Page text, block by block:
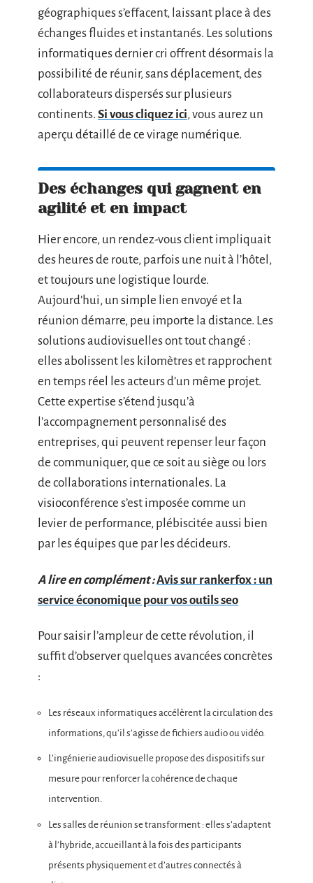
géographiques s’effacent, laissant place à des
échanges fluides et instantanés. Les solutions
informatiques dernier cri offrent désormais la
possibilité de réunir, sans déplacement, des
collaborateurs dispersés sur plusieurs
continents. Si vous cliquez ici, vous aurez un
aperçu détaillé de ce virage numérique.
Des échanges qui gagnent en
agilité et en impact
Hier encore, un rendez-vous client impliquait
des heures de route, parfois une nuit à l’hôtel,
et toujours une logistique lourde.
Aujourd’hui, un simple lien envoyé et la
réunion démarre, peu importe la distance. Les
solutions audiovisuelles ont tout changé :
elles abolissent les kilomètres et rapprochent
en temps réel les acteurs d’un même projet.
Cette expertise s’étend jusqu’à
l’accompagnement personnalisé des
entreprises, qui peuvent repenser leur façon
de communiquer, que ce soit au siège ou lors
de collaborations internationales. La
visioconférence s’est imposée comme un
levier de performance, plébiscitée aussi bien
par les équipes que par les décideurs.
A lire en complément :Avis sur rankerfox : un
service économique pour vos outils seo
Pour saisir l’ampleur de cette révolution, il
suffit d’observer quelques avancées concrètes
:
Les réseaux informatiques accélèrent la circulation des
informations, qu’il s’agisse de fichiers audio ou vidéo.
L’ingénierie audiovisuelle propose des dispositifs sur
mesure pour renforcer la cohérence de chaque
intervention.
Les salles de réunion se transforment : elles s’adaptent
à l’hybride, accueillant à la fois des participants
présents physiquement et d’autres connectés à